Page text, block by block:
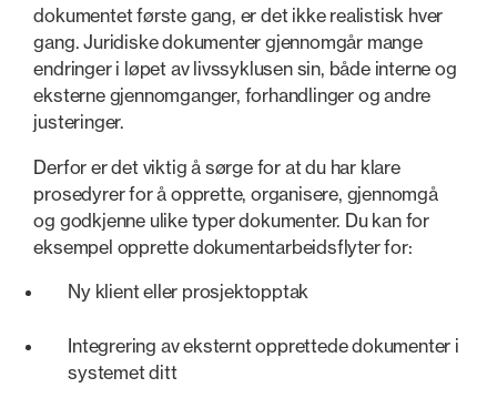
dokumentet første gang, er det ikke realistisk hver
gang. Juridiske dokumenter gjennomgår mange
endringer i løpet av livssyklusen sin, både interne og
eksterne gjennomganger, forhandlinger og andre
justeringer.
Derfor er det viktig å sørge for at du har klare
prosedyrer for å opprette, organisere, gjennomgå
og godkjenne ulike typer dokumenter. Du kan for
eksempel opprette dokumentarbeidsflyter for:
Ny klient eller prosjektopptak
Integrering av eksternt opprettede dokumenter i
systemet ditt